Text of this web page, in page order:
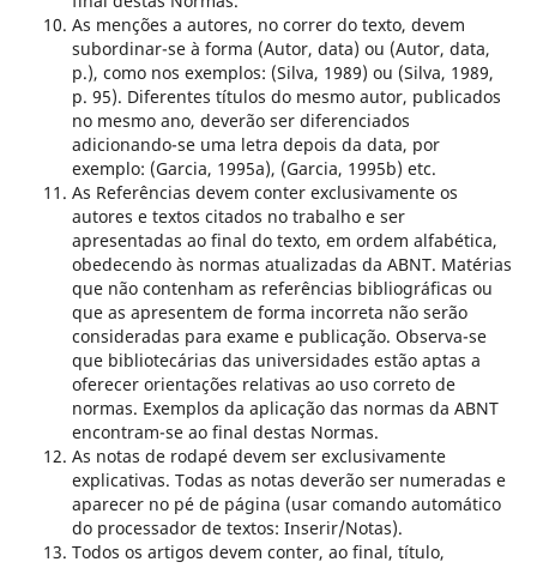
As menções a autores, no correr do texto, devem
subordinar-se à forma (Autor, data) ou (Autor, data,
p.), como nos exemplos: (Silva, 1989) ou (Silva, 1989,
p. 95). Diferentes títulos do mesmo autor, publicados
no mesmo ano, deverão ser diferenciados
adicionando-se uma letra depois da data, por
exemplo: (Garcia, 1995a), (Garcia, 1995b) etc.
As Referências devem conter exclusivamente os
autores e textos citados no trabalho e ser
apresentadas ao final do texto, em ordem alfabética,
obedecendo às normas atualizadas da ABNT. Matérias
que não contenham as referências bibliográficas ou
que as apresentem de forma incorreta não serão
consideradas para exame e publicação. Observa-se
que bibliotecárias das universidades estão aptas a
oferecer orientações relativas ao uso correto de
normas. Exemplos da aplicação das normas da ABNT
encontram-se ao final destas Normas.
As notas de rodapé devem ser exclusivamente
explicativas. Todas as notas deverão ser numeradas e
aparecer no pé de página (usar comando automático
do processador de textos: Inserir/Notas).
Todos os artigos devem conter, ao final, título,